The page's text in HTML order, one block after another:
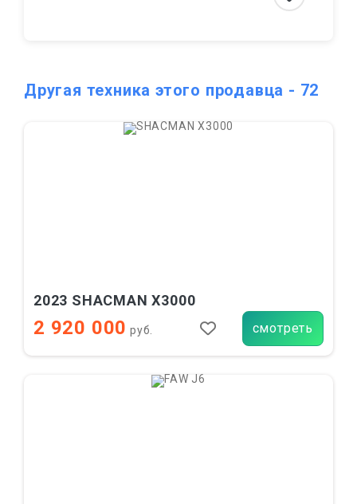
Другая техника этого продавца - 72
2023 SHACMAN X3000
2 920 000 руб. смотреть